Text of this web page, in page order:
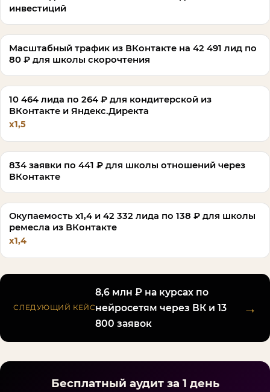
инвестиций
Масштабный трафик из ВКонтакте на 42 491 лид по
80 ₽ для школы скорочтения
10 464 лида по 264 ₽ для кондитерской из
ВКонтакте и Яндекс.Директа
х1,5
834 заявки по 441 ₽ для школы отношений через
ВКонтакте
Окупаемость х1,4 и 42 332 лида по 138 ₽ для школы
ремесла из ВКонтакте
х1,4
СЛЕДУЮЩИЙ КЕЙС
8,6 млн ₽ на курсах по
нейросетям через ВК и 13
800 заявок
→
Бесплатный аудит за 1 день